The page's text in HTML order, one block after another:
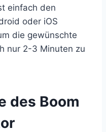
einfach den
oder iOS
die gewünschte
nur 2-3 Minuten zu
des Boom